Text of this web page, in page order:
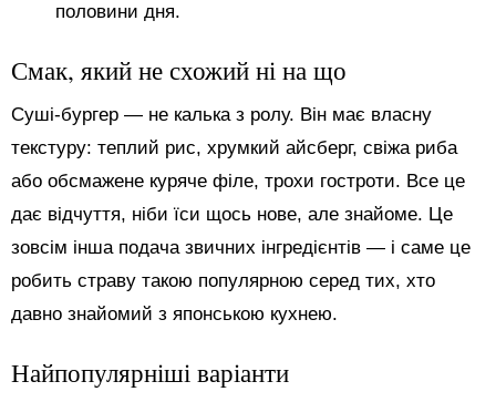
половини дня.
Смак, який не схожий ні на що
Суші-бургер — не калька з ролу. Він має власну
текстуру: теплий рис, хрумкий айсберг, свіжа риба
або обсмажене куряче філе, трохи гостроти. Все це
дає відчуття, ніби їси щось нове, але знайоме. Це
зовсім інша подача звичних інгредієнтів — і саме це
робить страву такою популярною серед тих, хто
давно знайомий з японською кухнею.
Найпопулярніші варіанти